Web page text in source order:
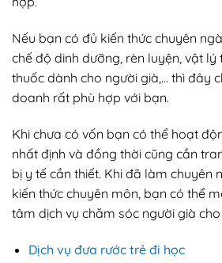
Nếu bạn có đủ kiến thức chuyên
chế độ dinh dưỡng, rèn luyện, vật lý
thuốc dành cho người già,… thì đây
doanh rất phù hợp với bạn.
Khi chưa có vốn bạn có thể hoạt
nhất định và đồng thời cũng cần
bị y tế cần thiết. Khi đã làm chuyên
kiến thức chuyên môn, bạn có thể
tâm dịch vụ chăm sóc người già
Dịch vụ đưa rước trẻ đi học